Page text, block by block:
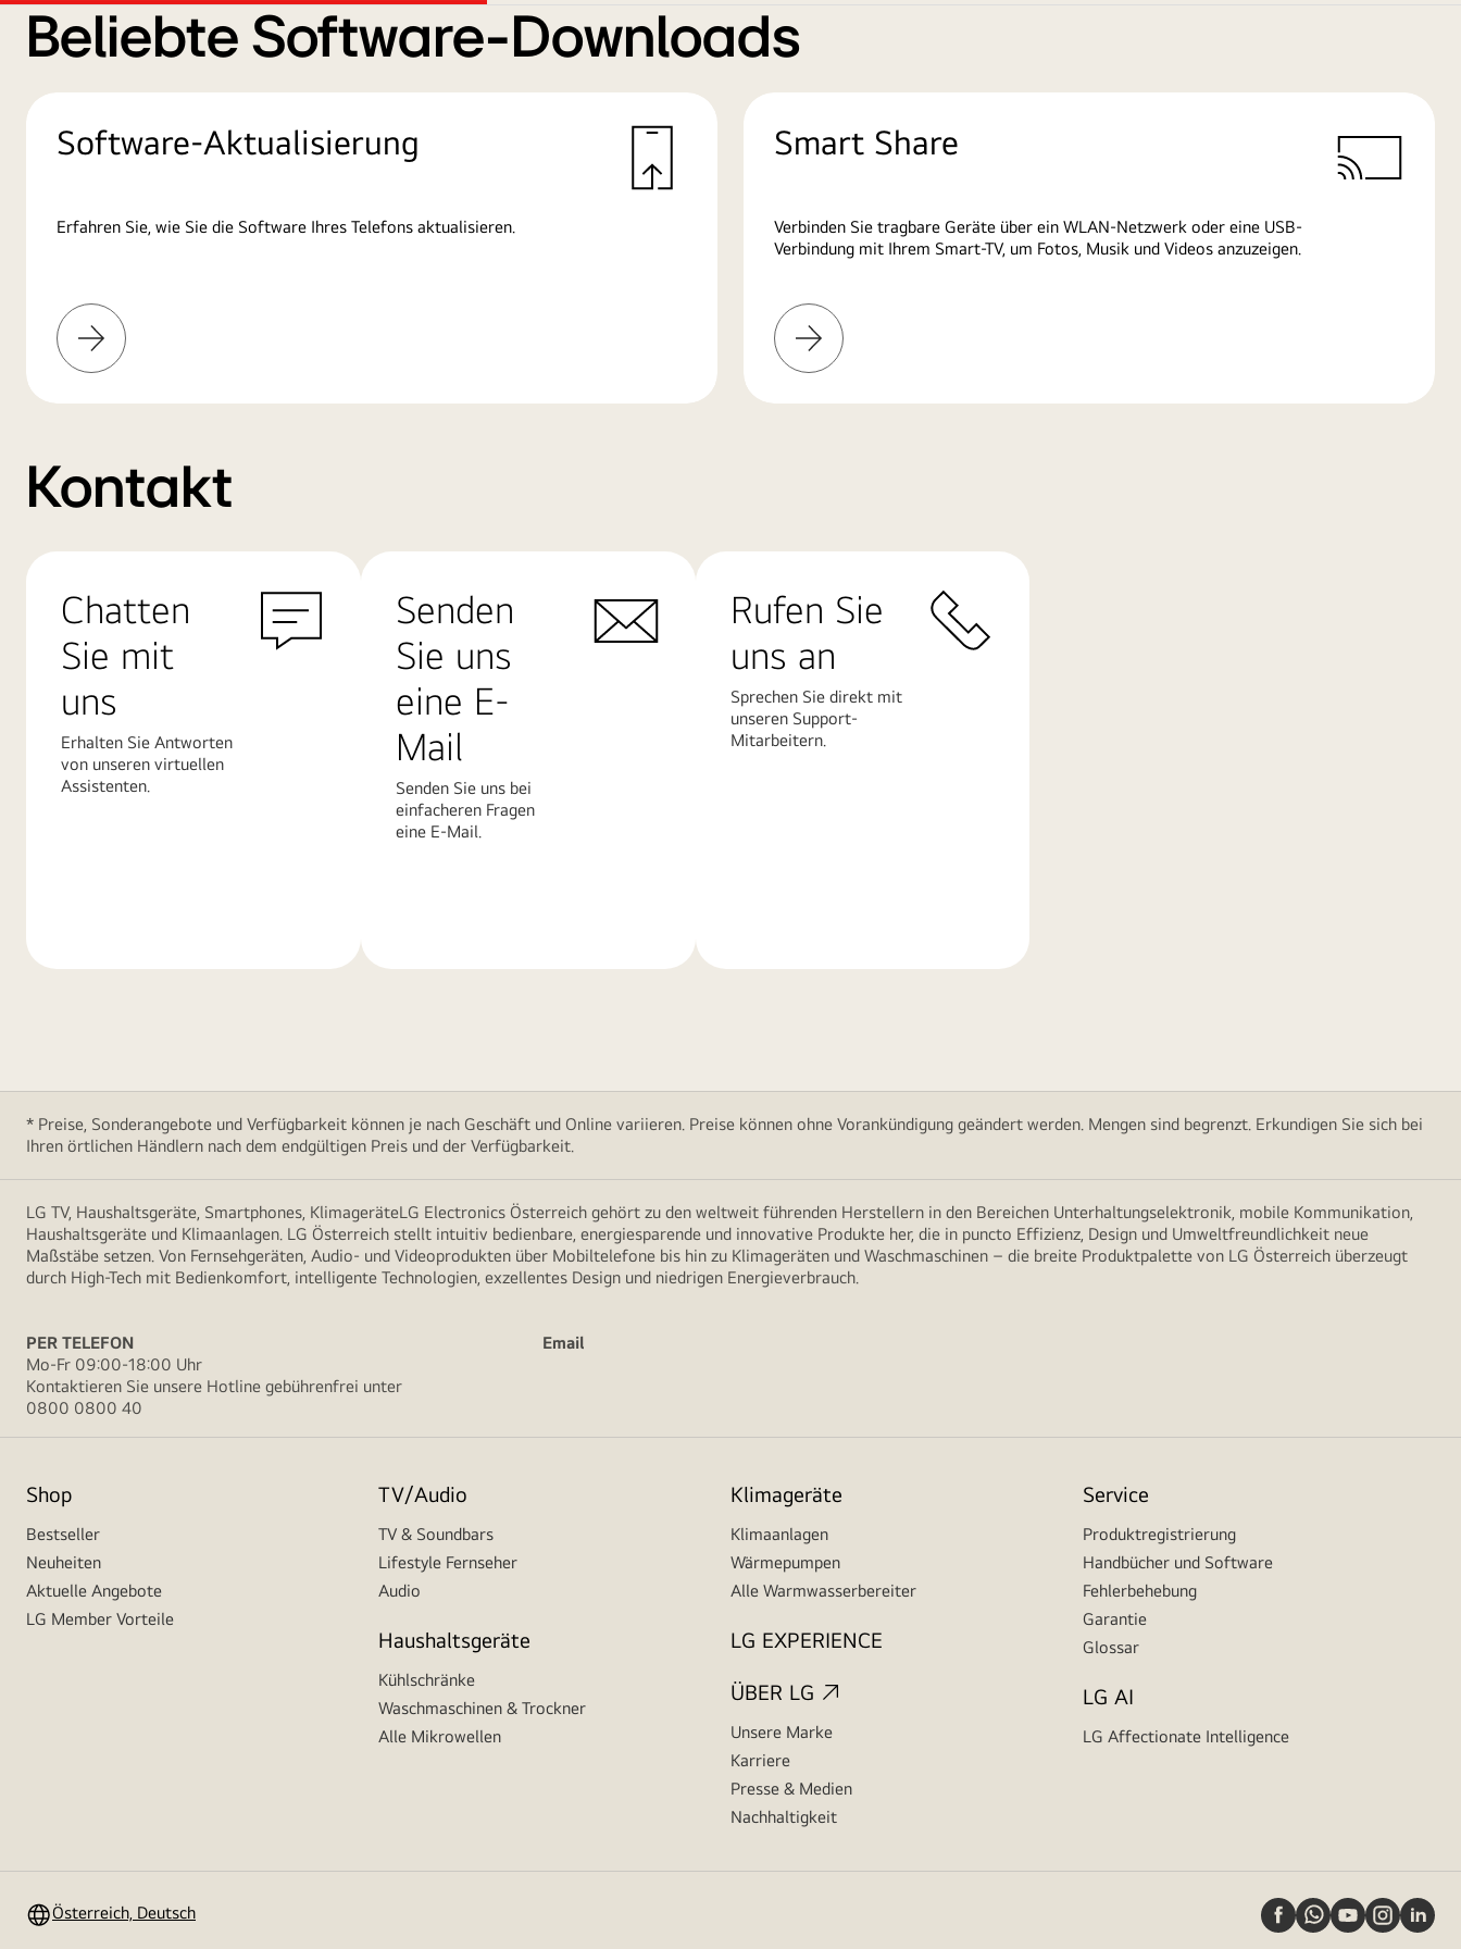
Beliebte Software-Downloads
Software-Aktualisierung
Erfahren Sie, wie Sie die Software Ihres Telefons aktualisieren.
Mehr
erfahren
Smart Share
Verbinden Sie tragbare Geräte über ein WLAN-Netzwerk oder eine USB-
Verbindung mit Ihrem Smart-TV, um Fotos, Musik und Videos anzuzeigen.
Mehr
erfahren
Kontakt
Chatten
Sie mit
uns
Erhalten Sie Antworten
von unseren virtuellen
Assistenten.
Senden
Sie uns
eine E-
Mail
Senden Sie uns bei
einfacheren Fragen
eine E-Mail.
Rufen Sie
uns an
Sprechen Sie direkt mit
unseren Support-
Mitarbeitern.
* Preise, Sonderangebote und Verfügbarkeit können je nach Geschäft und Online variieren. Preise können ohne Vorankündigung geändert werden. Mengen sind begrenzt. Erkundigen Sie sich bei
Ihren örtlichen Händlern nach dem endgültigen Preis und der Verfügbarkeit.
LG TV, Haushaltsgeräte, Smartphones, KlimageräteLG Electronics Österreich gehört zu den weltweit führenden Herstellern in den Bereichen Unterhaltungselektronik, mobile Kommunikation,
Haushaltsgeräte und Klimaanlagen. LG Österreich stellt intuitiv bedienbare, energiesparende und innovative Produkte her, die in puncto Effizienz, Design und Umweltfreundlichkeit neue
Maßstäbe setzen. Von Fernsehgeräten, Audio- und Videoprodukten über Mobiltelefone bis hin zu Klimageräten und Waschmaschinen – die breite Produktpalette von LG Österreich überzeugt
durch High-Tech mit Bedienkomfort, intelligente Technologien, exzellentes Design und niedrigen Energieverbrauch.
PER TELEFON
Email
Mo-Fr 09:00-18:00 Uhr
Kontaktieren Sie unsere Hotline gebührenfrei unter
0800 0800 40
Shop
Bestseller
Neuheiten
Aktuelle Angebote
LG Member Vorteile
TV/Audio
TV & Soundbars
Lifestyle Fernseher
Audio
Haushaltsgeräte
Kühlschränke
Waschmaschinen & Trockner
Alle Mikrowellen
Klimageräte
Klimaanlagen
Wärmepumpen
Alle Warmwasserbereiter
LG EXPERIENCE
ÜBER LG
Unsere Marke
Karriere
Presse & Medien
Nachhaltigkeit
Service
Produktregistrierung
Handbücher und Software
Fehlerbehebung
Garantie
Glossar
LG AI
LG Affectionate Intelligence
Österreich, Deutsch